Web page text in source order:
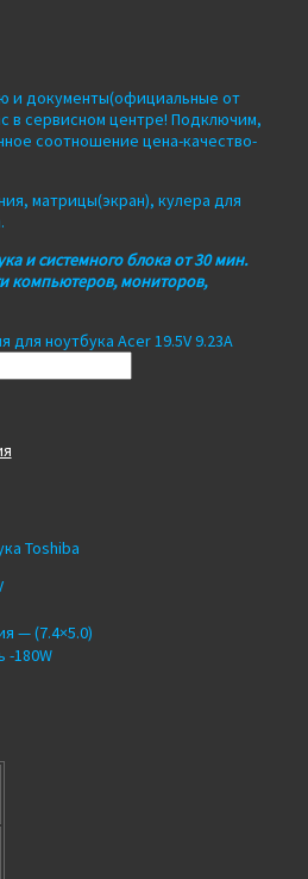
и документы(официальные от
в сервисном центре! Подключим,
соотношение цена-качество-
матрицы(экран), кулера для
и системного блока от 30 мин.
компьютеров, мониторов,
для ноутбука Acer 19.5V 9.23A
Toshiba
— (7.4×5.0)
-180W